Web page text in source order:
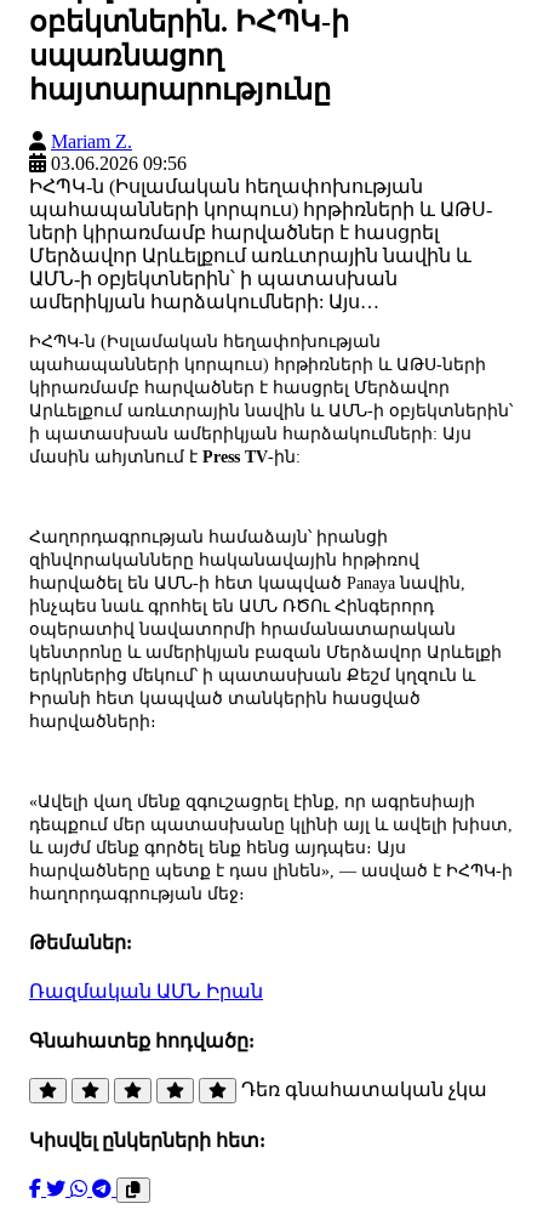
օբեկտներին. ԻՀՊԿ-ի
սպառնացող
հայտարարությունը
Mariam Z.
03.06.2026 09:56
ԻՀՊԿ-ն (Իսլամական հեղափոխության
պահապանների կորպուս) հրթիռների և ԱԹՍ-
ների կիրառմամբ հարվածներ է հասցրել
Մերձավոր Արևելքում առևտրային նավին և
ԱՄՆ-ի օբյեկտներին՝ ի պատասխան
ամերիկյան հարձակումների: Այս…
ԻՀՊԿ-ն (Իսլամական հեղափոխության
պահապանների կորպուս) հրթիռների և ԱԹՍ-ների
կիրառմամբ հարվածներ է հասցրել Մերձավոր
Արևելքում առևտրային նավին և ԱՄՆ-ի օբյեկտներին՝
ի պատասխան ամերիկյան հարձակումների: Այս
մասին ահյտնում է Press TV-ին:
Հաղորդագրության համաձայն՝ իրանցի
զինվորականները հականավային հրթիռով
հարվածել են ԱՄՆ-ի հետ կապված Panaya նավին,
ինչպես նաև գրոհել են ԱՄՆ ՌԾՈւ Հինգերորդ
օպերատիվ նավատորմի հրամանատարական
կենտրոնը և ամերիկյան բազան Մերձավոր Արևելքի
երկրներից մեկում՝ ի պատասխան Քեշմ կղզուն և
Իրանի հետ կապված տանկերին հասցված
հարվածների։
«Ավելի վաղ մենք զգուշացրել էինք, որ ագրեսիայի
դեպքում մեր պատասխանը կլինի այլ և ավելի խիստ,
և այժմ մենք գործել ենք հենց այդպես։ Այս
հարվածները պետք է դաս լինեն», — ասված է ԻՀՊԿ-ի
հաղորդագրության մեջ։
Թեմաներ:
Ռազմական ԱՄՆ Իրան
Գնահատեք հոդվածը:
Դեռ գնահատական չկա
Կիսվել ընկերների հետ: